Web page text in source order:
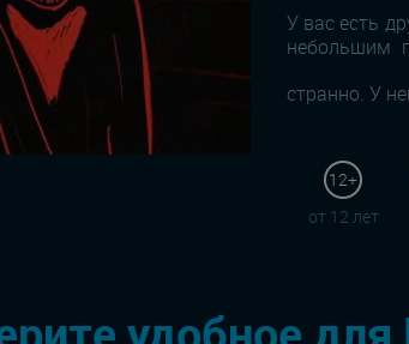
У вас есть
небольшим
странно. У
12+
от 12 лет